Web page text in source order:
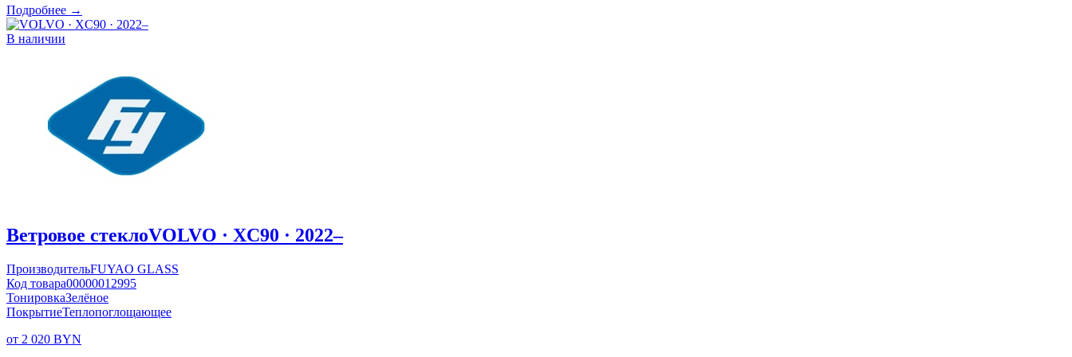
Подробнее →
В наличии
Ветровое стеклоVOLVO · XC90 · 2022–
ПроизводительFUYAO GLASS
Код товара00000012995
ТонировкаЗелёное
ПокрытиеТеплопоглощающее
от 2 020 BYN